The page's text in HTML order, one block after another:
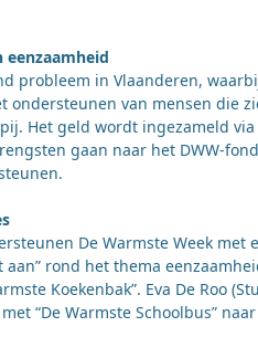
probleem in Vlaanderen,
ondersteunen van mensen die
Het geld wordt ingezameld
gaan naar het DWW-
De Warmste Week
aan” rond het thema
Koekenbak”. Eva De Roo
“De Warmste Schoolbus”